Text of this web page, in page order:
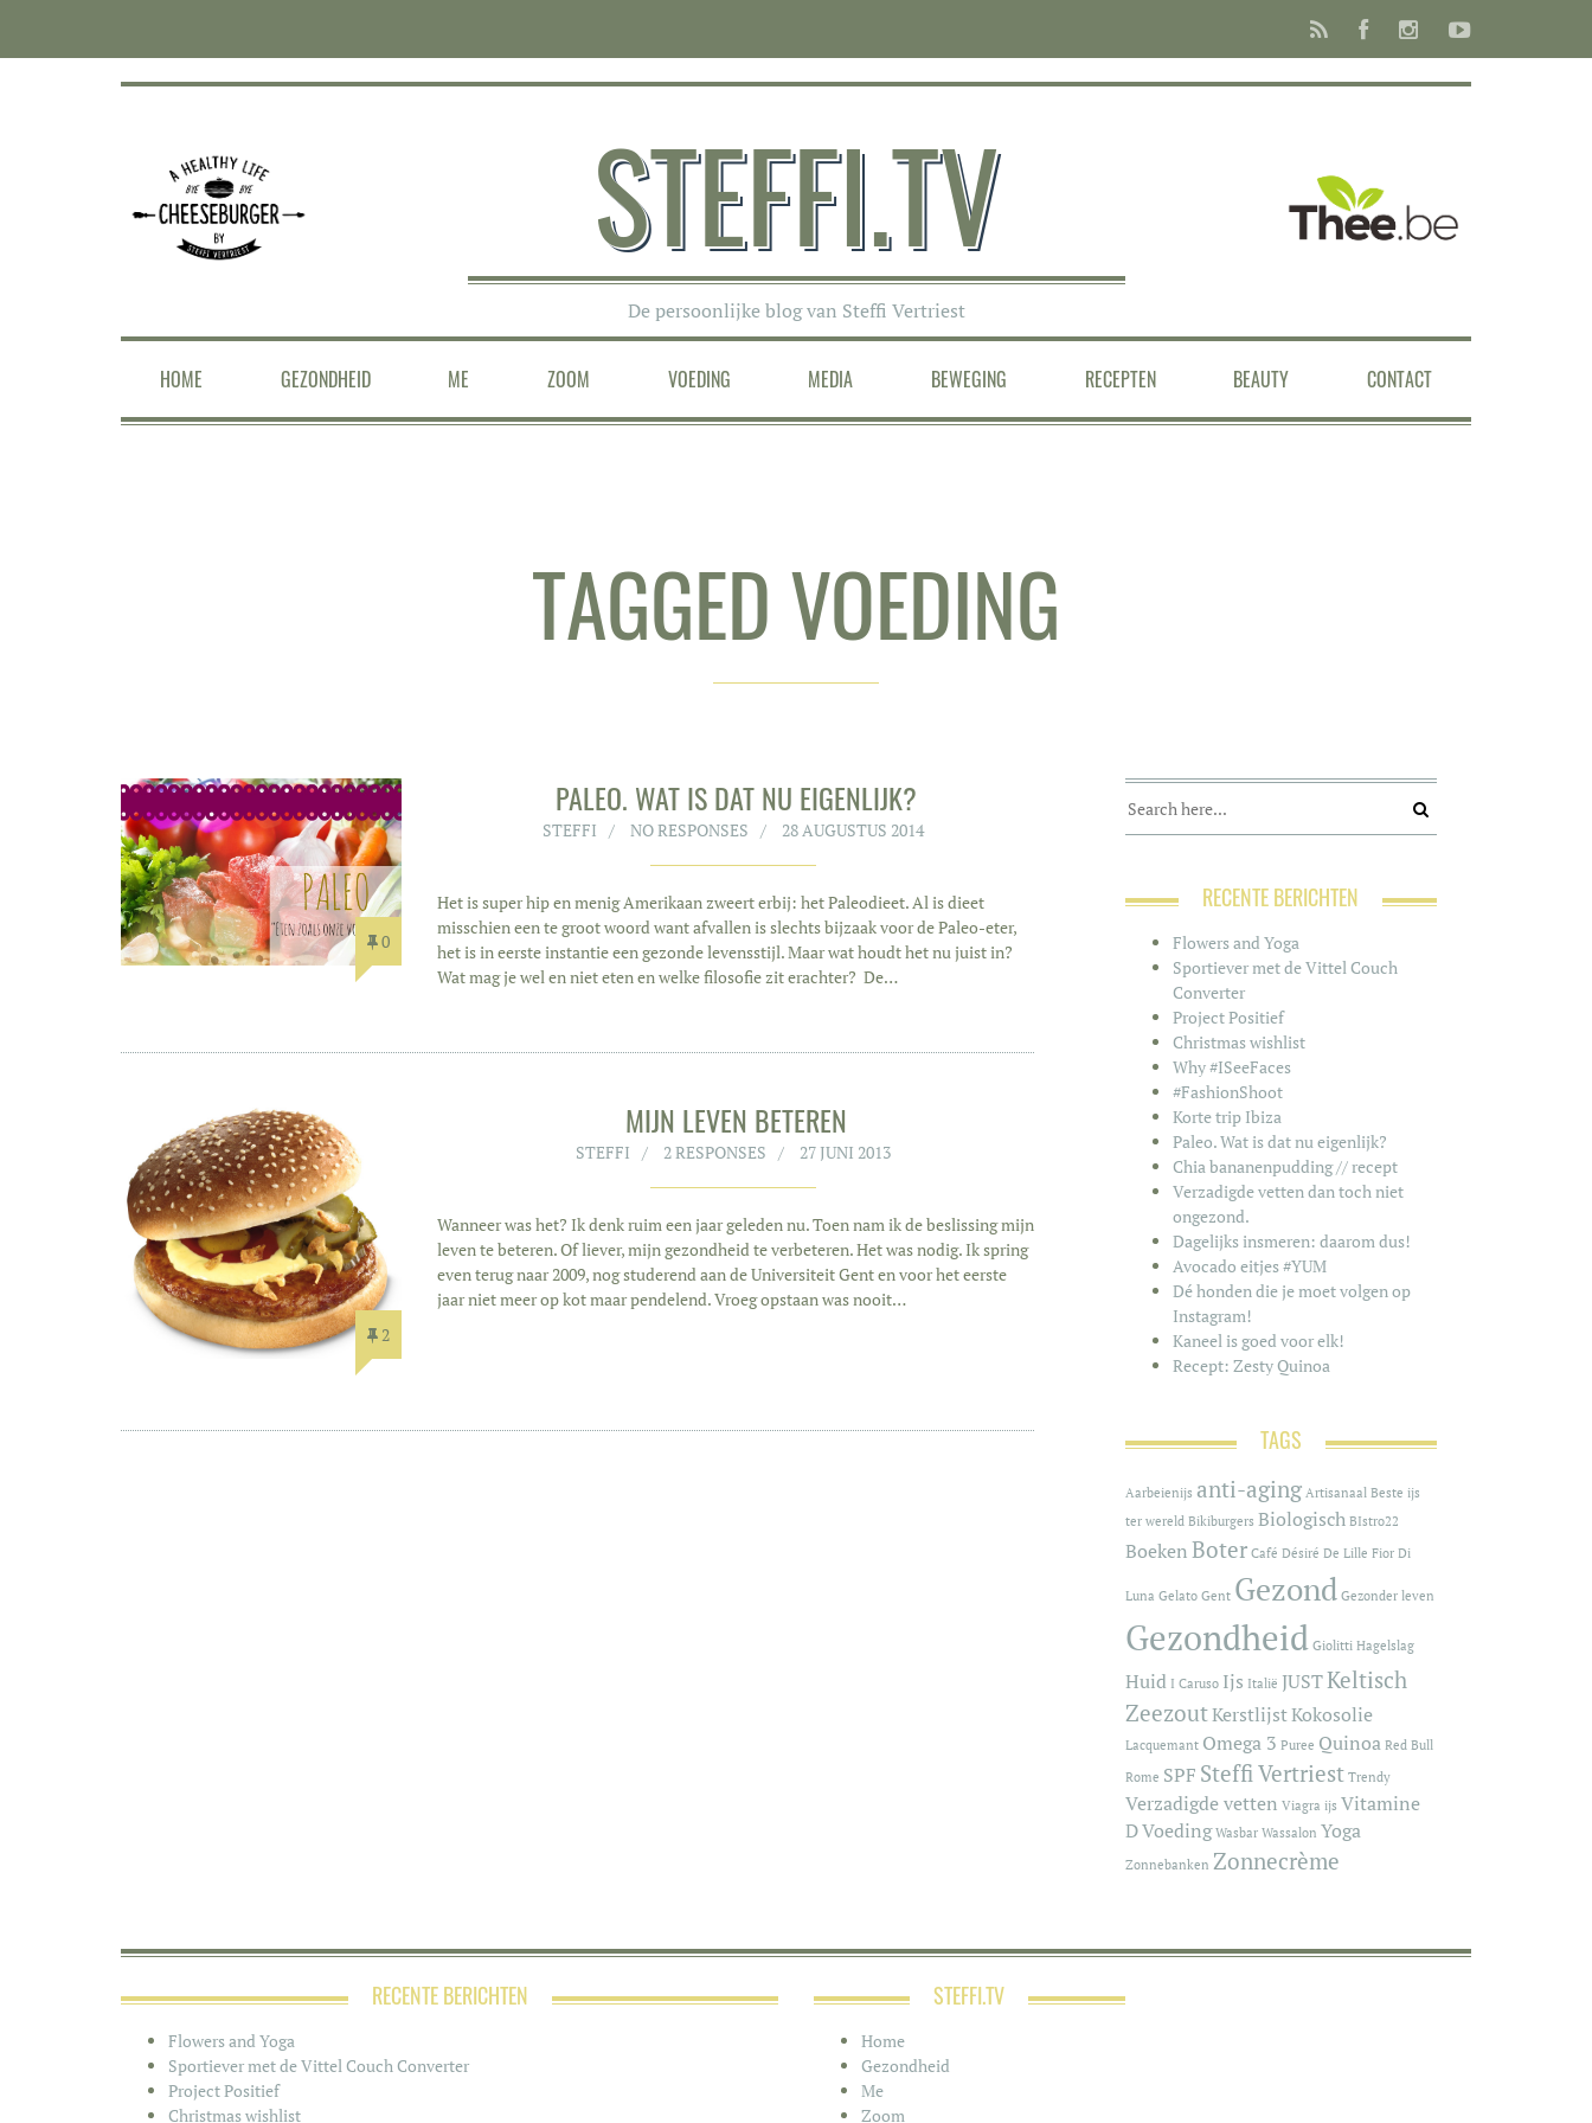
STEFFI.TV
De persoonlijke blog van Steffi Vertriest
HOME GEZONDHEID ME ZOOM VOEDING MEDIA BEWEGING RECEPTEN BEAUTY CONTACT
TAGGED VOEDING
0
PALEO. WAT IS DAT NU EIGENLIJK?
STEFFI NO RESPONSES 28 AUGUSTUS 2014
Het is super hip en menig Amerikaan zweert erbij: het Paleodieet. Al is dieet
misschien een te groot woord want afvallen is slechts bijzaak voor de Paleo-eter,
het is in eerste instantie een gezonde levensstijl. Maar wat houdt het nu juist in?
Wat mag je wel en niet eten en welke filosofie zit erachter? De…
2
MIJN LEVEN BETEREN
STEFFI 2 RESPONSES 27 JUNI 2013
Wanneer was het? Ik denk ruim een jaar geleden nu. Toen nam ik de beslissing mijn
leven te beteren. Of liever, mijn gezondheid te verbeteren. Het was nodig. Ik spring
even terug naar 2009, nog studerend aan de Universiteit Gent en voor het eerste
jaar niet meer op kot maar pendelend. Vroeg opstaan was nooit…
RECENTE BERICHTEN
Flowers and Yoga
Sportiever met de Vittel Couch
Converter
Project Positief
Christmas wishlist
Why #ISeeFaces
#FashionShoot
Korte trip Ibiza
Paleo. Wat is dat nu eigenlijk?
Chia bananenpudding // recept
Verzadigde vetten dan toch niet
ongezond.
Dagelijks insmeren: daarom dus!
Avocado eitjes #YUM
Dé honden die je moet volgen op
Instagram!
Kaneel is goed voor elk!
Recept: Zesty Quinoa
TAGS
Aarbeienijs anti-aging Artisanaal Beste ijs
ter wereld Bikiburgers Biologisch BIstro22
Boeken Boter Café Désiré De Lille Fior Di
Luna Gelato Gent Gezond Gezonder leven
Gezondheid Giolitti Hagelslag
Huid I Caruso Ijs Italië JUSTKeltisch
ZeezoutKerstlijstKokosolie
Lacquemant Omega 3 Puree Quinoa Red Bull
Rome SPF Steffi Vertriest Trendy
Verzadigde vetten Viagra ijs Vitamine
DVoeding Wasbar Wassalon Yoga
Zonnebanken Zonnecrème
RECENTE BERICHTEN
Flowers and Yoga
Sportiever met de Vittel Couch Converter
Project Positief
Christmas wishlist
STEFFI.TV
Home
Gezondheid
Me
Zoom